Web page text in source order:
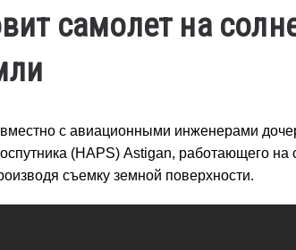
самолет на
с авиационными инженерами
(HAPS) Astigan, работающего на
съемку земной поверхности.